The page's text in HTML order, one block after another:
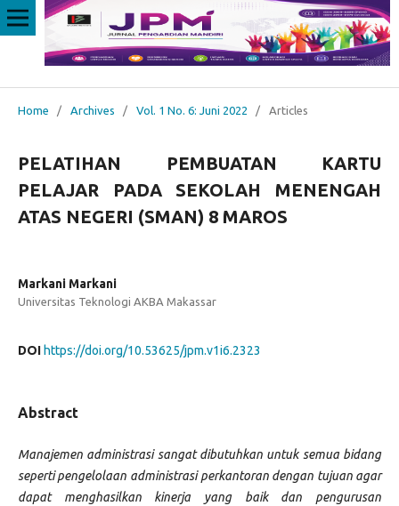
Home / Archives / Vol. 1 No. 6: Juni 2022 / Articles
PELATIHAN PEMBUATAN KARTU
PELAJAR PADA SEKOLAH MENENGAH
ATAS NEGERI (SMAN) 8 MAROS
Markani Markani
Universitas Teknologi AKBA Makassar
DOI https://doi.org/10.53625/jpm.v1i6.2323
Abstract
Manajemen administrasi sangat dibutuhkan untuk semua bidang
seperti pengelolaan administrasi perkantoran dengan tujuan agar
dapat menghasilkan kinerja yang baik dan pengurusan